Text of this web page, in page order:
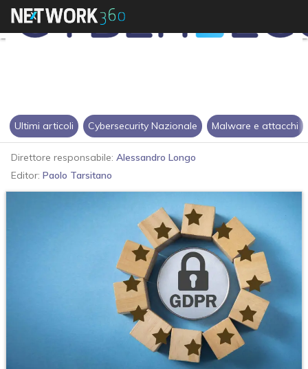
Ultimi articoli Cybersecurity Nazionale Malware e attacchi
Direttore responsabile: Alessandro Longo
Editor: Paolo Tarsitano